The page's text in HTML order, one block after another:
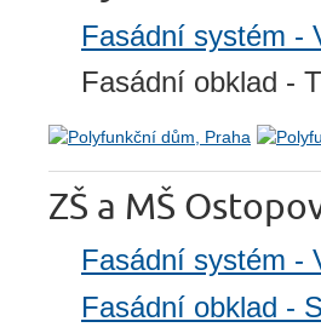
Fasádní systém -
Fasádní obklad -
ZŠ a MŠ
Fasádní systém -
Fasádní obklad -